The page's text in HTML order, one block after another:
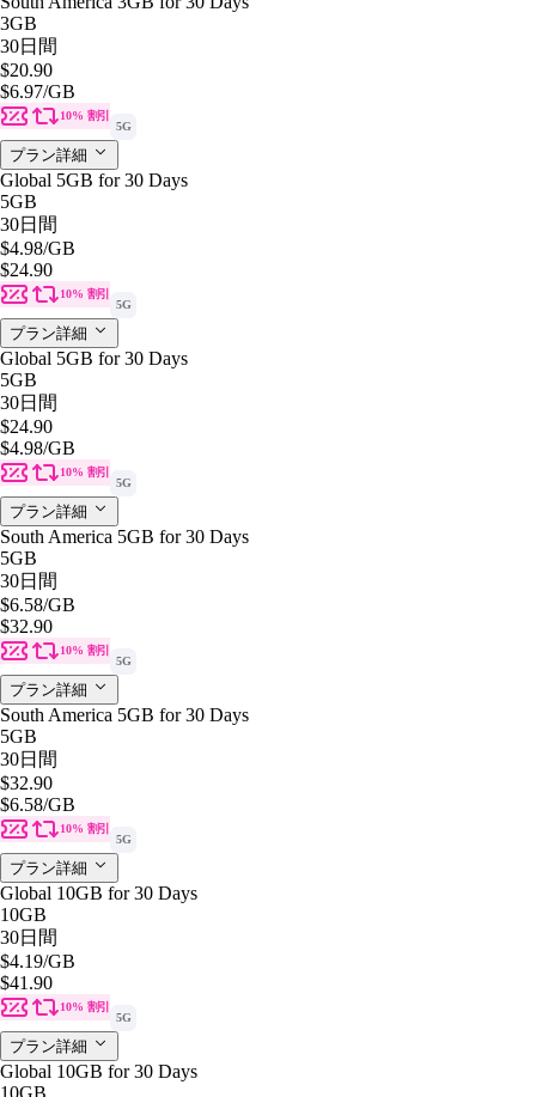
3GB
30日間
$20.90
$6.97/GB
10% 割引
5G
プラン詳細
Global 5GB for 30 Days
5GB
30日間
$4.98/GB
$24.90
10% 割引
5G
プラン詳細
Global 5GB for 30 Days
5GB
30日間
$24.90
$4.98/GB
10% 割引
5G
プラン詳細
South America 5GB for 30 Days
5GB
30日間
$6.58/GB
$32.90
10% 割引
5G
プラン詳細
South America 5GB for 30 Days
5GB
30日間
$32.90
$6.58/GB
10% 割引
5G
プラン詳細
Global 10GB for 30 Days
10GB
30日間
$4.19/GB
$41.90
10% 割引
5G
プラン詳細
Global 10GB for 30 Days
10GB